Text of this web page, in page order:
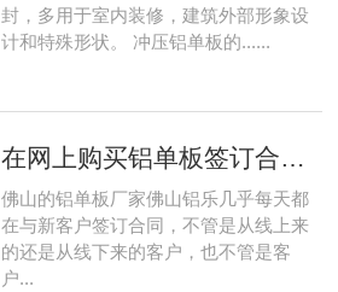
封，多用于室内装修，建筑外部形象设
计和特殊形状。 冲压铝单板的......
佛山的铝单板厂家佛山铝乐几乎每天都
在与新客户签订合同，不管是从线上来
的还是从线下来的客户，也不管是客
户...